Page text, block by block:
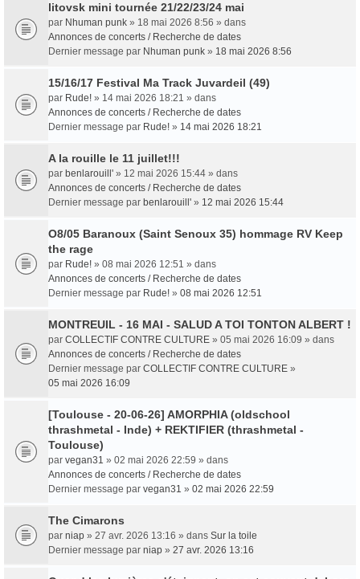
litovsk mini tournée 21/22/23/24 mai
par Nhuman punk » 18 mai 2026 8:56 » dans
Annonces de concerts / Recherche de dates
Dernier message par Nhuman punk » 18 mai 2026 8:56
15/16/17 Festival Ma Track Juvardeil (49)
par Rude! » 14 mai 2026 18:21 » dans
Annonces de concerts / Recherche de dates
Dernier message par Rude! » 14 mai 2026 18:21
A la rouille le 11 juillet!!!
par benlarouill' » 12 mai 2026 15:44 » dans
Annonces de concerts / Recherche de dates
Dernier message par benlarouill' » 12 mai 2026 15:44
O8/05 Baranoux (Saint Senoux 35) hommage RV Keep
the rage
par Rude! » 08 mai 2026 12:51 » dans
Annonces de concerts / Recherche de dates
Dernier message par Rude! » 08 mai 2026 12:51
MONTREUIL - 16 MAI - SALUD A TOI TONTON ALBERT !
par COLLECTIF CONTRE CULTURE » 05 mai 2026 16:09 » dans
Annonces de concerts / Recherche de dates
Dernier message par COLLECTIF CONTRE CULTURE »
05 mai 2026 16:09
[Toulouse - 20-06-26] AMORPHIA (oldschool
thrashmetal - Inde) + REKTIFIER (thrashmetal -
Toulouse)
par vegan31 » 02 mai 2026 22:59 » dans
Annonces de concerts / Recherche de dates
Dernier message par vegan31 » 02 mai 2026 22:59
The Cimarons
par niap » 27 avr. 2026 13:16 » dans Sur la toile
Dernier message par niap » 27 avr. 2026 13:16